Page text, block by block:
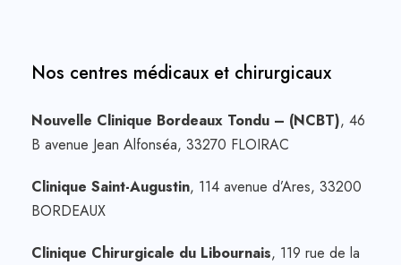
Nos centres médicaux et chirurgicaux
Nouvelle Clinique Bordeaux Tondu – (NCBT), 46
B avenue Jean Alfonséa, 33270 FLOIRAC
Clinique Saint-Augustin, 114 avenue d’Ares, 33200
BORDEAUX
Clinique Chirurgicale du Libournais, 119 rue de la